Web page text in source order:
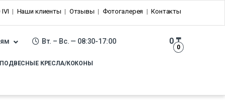
IVI Наши клиенты Отзывы Фотогалерея Контакты
Вт. – Вс. — 08:30-17:00
0
0₸
ПОДВЕСНЫЕ КРЕСЛА/КОКОНЫ